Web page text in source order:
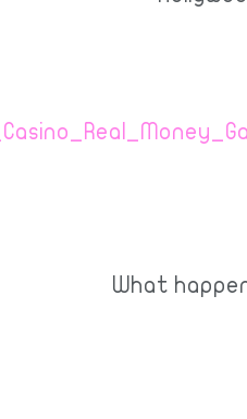
britanica.trade/wiki/